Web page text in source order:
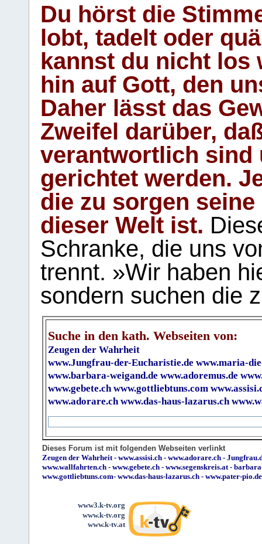
Du hörst die
lobt, tadelt oder
kannst du nicht los
hin auf Gott, den
Daher lässt das
Zweifel darüber,
verantwortlich sind
gerichtet werden.
die zu sorgen
dieser Welt ist.
Schranke, die uns
trennt. »Wir haben
sondern suchen die
Suche in den kath. Webseiten von:
Zeugen der Wahrheit
www.Jungfrau-der-Eucharistie.de www.maria-
www.barbara-weigand.de www.adoremus.de
www.gebete.ch www.gottliebtuns.com
www.adorare.ch www.das-haus-lazarus.ch
Dieses Forum ist mit folgenden Webseiten verlinkt
Zeugen der Wahrheit- www.assisi.ch - www.adorare.ch -
www.wallfahrten.ch - www.gebete.ch - www.segenskreis.at-
www.gottliebtuns.com- www.das-haus-lazarus.ch - www.pater-pio.de
www3.k-tv.org
www.k-tv.org
www.k-tv.at